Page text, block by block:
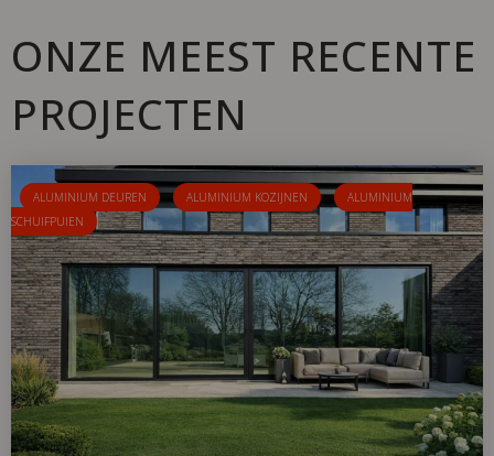
ONZE MEEST RECENTE
PROJECTEN
ALUMINIUM DEUREN ALUMINIUM KOZIJNEN
ALUMINIUM
SCHUIFPUIEN